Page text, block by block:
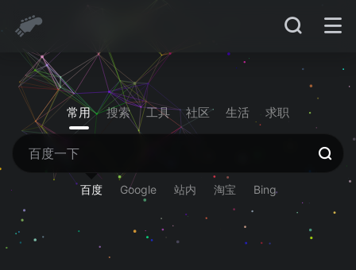
常用 搜索 工具 社区 生活 求职
百度 Google 站内 淘宝 Bing